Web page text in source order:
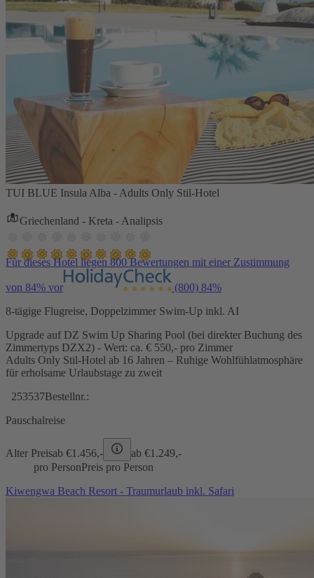
TUI BLUE Insula Alba - Adults Only Stil-Hotel
Griechenland - Kreta - Analipsis
Für dieses Hotel liegen 800 Bewertungen mit einer Zustimmung
von 84% vor (800) 84%
8-tägige Flugreise, Doppelzimmer Swim-Up inkl. AI
Upgrade auf DZ Swim Up Sharing Pool (bei direkter Buchung des
Zimmertyps DZX2) - Wert: ca. € 550,- pro Zimmer
Adults Only Stil-Hotel ab 16 Jahren – Ruhige Wohlfühlatmosphäre
für erholsame Urlaubstage zu zweit
253537Bestellnr.:
Pauschalreise
Alter Preisab €1.456,- ab €1.249,-
pro PersonPreis pro Person
Kiwengwa Beach Resort - Traumurlaub inkl. Safari